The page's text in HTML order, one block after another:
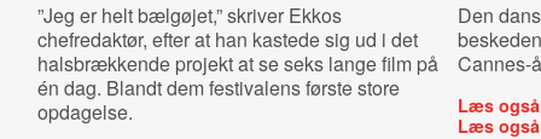
”Jeg er helt bælgøjet,” skriver Ekkos
chefredaktør, efter at han kastede sig ud i det
halsbrækkende projekt at se seks lange film på
én dag. Blandt dem festivalens første store
opdagelse.
Den
Cannes-
Læs
Læs